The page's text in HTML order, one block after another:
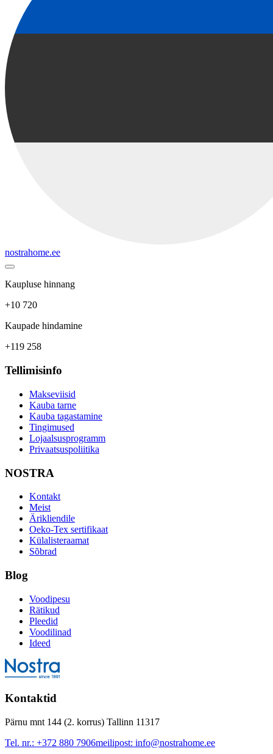
nostrahome.ee
Kaupluse hinnang
+10 720
Kaupade hindamine
+119 258
Tellimisinfo
Makseviisid
Kauba tarne
Kauba tagastamine
Tingimused
Lojaalsusprogramm
Privaatsuspoliitika
NOSTRA
Kontakt
Meist
Ärikliendile
Oeko-Tex sertifikaat
Külalisteraamat
Sõbrad
Blog
Voodipesu
Rätikud
Pleedid
Voodilinad
Ideed
Kontaktid
Pärnu mnt 144 (2. korrus) Tallinn 11317
Tel. nr.: +372 880 7906meilipost: info@nostrahome.ee